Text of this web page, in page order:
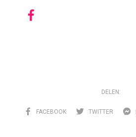
DELEN:
FACEBOOK TWITTER